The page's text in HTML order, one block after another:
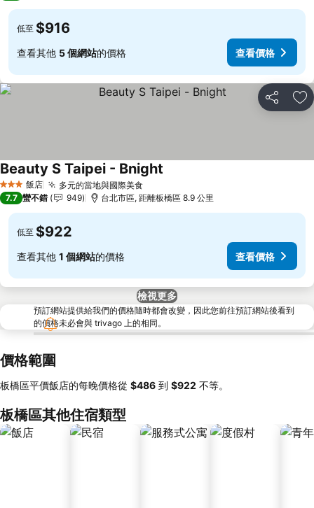
低至 $916
查看其他 5 個網站的價格 查看價格
分享 加
3 星級 飯店 多元的當地與國際美食
Beauty S Taipei - Bnight
7.7 蠻不錯 949 台北市區, 距離板橋區 8.9 公里
低至 $922
查看其他 1 個網站的價格 查看價格
檢視更多
預訂網站提供給我們的價格隨時都會改變，因此您前往預訂網站後看到
的價格未必會與 trivago 上的相同。
價格範圍
板橋區平價飯店的每晚價格從 ‎$486 到 ‎$922 不等。
板橋區其他住宿類型